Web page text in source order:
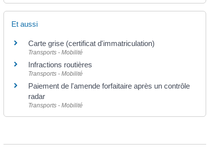
Et aussi
Carte grise (certificat d'immatriculation)
Transports - Mobilité
Infractions routières
Transports - Mobilité
Paiement de l'amende forfaitaire après un contrôle
radar
Transports - Mobilité